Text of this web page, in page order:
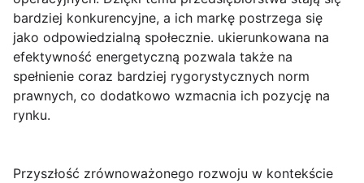
bardziej konkurencyjne, a ich markę postrzega się
jako odpowiedzialną społecznie. ukierunkowana na
efektywność energetyczną pozwala także na
spełnienie coraz bardziej rygorystycznych norm
prawnych, co dodatkowo wzmacnia ich pozycję na
rynku.
Przyszłość zrównoważonego rozwoju w kontekście